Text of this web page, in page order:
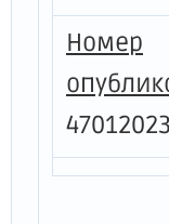
Номер